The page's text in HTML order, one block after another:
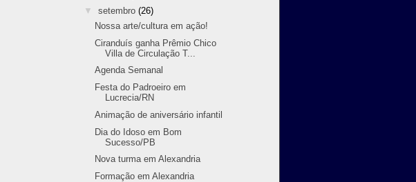
▼ setembro (26)
Nossa arte/cultura em ação!
Ciranduís ganha Prêmio Chico
Villa de Circulação T...
Agenda Semanal
Festa do Padroeiro em
Lucrecia/RN
Animação de aniversário infantil
Dia do Idoso em Bom
Sucesso/PB
Nova turma em Alexandria
Formação em Alexandria